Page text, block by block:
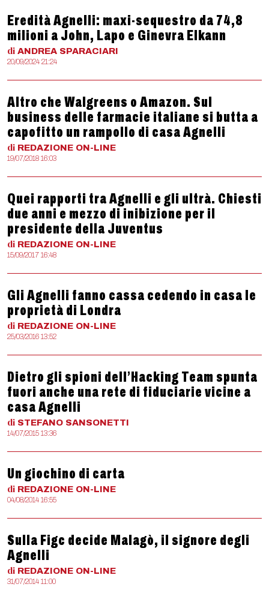
Eredità Agnelli: maxi-sequestro da 74,8
milioni a John, Lapo e Ginevra Elkann
di ANDREA SPARACIARI
20/09/2024 21:24
Altro che Walgreens o Amazon. Sul
business delle farmacie italiane si butta a
capofitto un rampollo di casa Agnelli
di REDAZIONE ON-LINE
19/07/2018 16:03
Quei rapporti tra Agnelli e gli ultrà. Chiesti
due anni e mezzo di inibizione per il
presidente della Juventus
di REDAZIONE ON-LINE
15/09/2017 16:48
Gli Agnelli fanno cassa cedendo in casa le
proprietà di Londra
di REDAZIONE ON-LINE
25/03/2016 13:52
Dietro gli spioni dell’Hacking Team spunta
fuori anche una rete di fiduciarie vicine a
casa Agnelli
di STEFANO SANSONETTI
14/07/2015 13:36
Un giochino di carta
di REDAZIONE ON-LINE
04/08/2014 16:55
Sulla Figc decide Malagò, il signore degli
Agnelli
di REDAZIONE ON-LINE
31/07/2014 11:00